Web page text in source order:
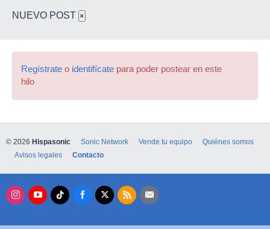
NUEVO POST ×
Regístrate o identifícate para poder postear en este
hilo
© 2026 Hispasonic Sonic Network Vende tu equipo
Quiénes somos
Avisos legales
Contacto